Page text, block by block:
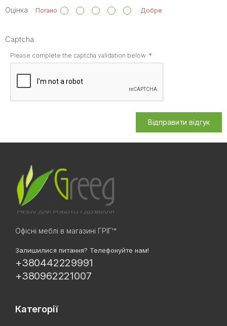
Оцінка Погано Добре
Captcha
Please complete the captcha validation below
Відправити відгук
Офісні меблі в магазині ГРІГ™
Залишилися питання? Телефонуйте нам!
+380442229991
+380962221007
Категорії